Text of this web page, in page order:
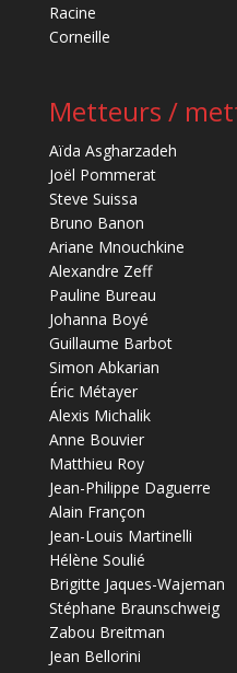
Racine
Corneille
Metteurs /
Aïda Asgharzadeh
Joël Pommerat
Steve Suissa
Bruno Banon
Ariane Mnouchkine
Alexandre Zeff
Pauline Bureau
Johanna Boyé
Guillaume Barbot
Simon Abkarian
Éric Métayer
Alexis Michalik
Anne Bouvier
Matthieu Roy
Jean-Philippe Daguerre
Alain Françon
Jean-Louis Martinelli
Hélène Soulié
Brigitte Jaques-Wajeman
Stéphane Braunschweig
Zabou Breitman
Jean Bellorini